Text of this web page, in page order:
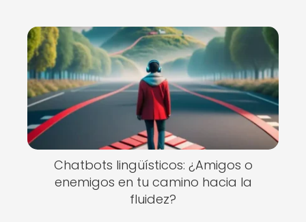
Chatbots lingüísticos: ¿Amigos o
enemigos en tu camino hacia la
fluidez?